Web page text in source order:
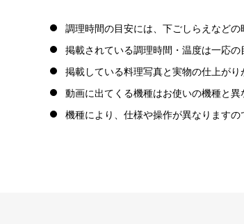
調理時間の目安には、下ごしらえなどの
掲載されている調理時間・温度は一応の
掲載している料理写真と実物の仕上がり
動画に出てくる機種はお使いの機種と異
機種により、仕様や操作が異なりますの